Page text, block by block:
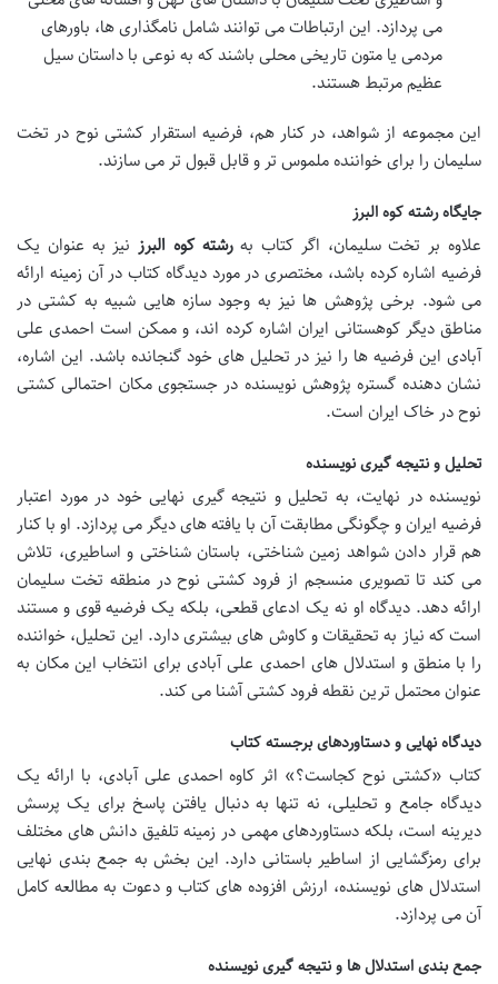
می پردازد. این ارتباطات می توانند شامل نامگذاری ها، باورهای
مردمی یا متون تاریخی محلی باشند که به نوعی با داستان سیل
عظیم مرتبط هستند.
این مجموعه از شواهد، در کنار هم، فرضیه استقرار کشتی نوح در تخت
سلیمان را برای خواننده ملموس تر و قابل قبول تر می سازند.
جایگاه رشته کوه البرز
علاوه بر تخت سلیمان، اگر کتاب بهرشته کوه البرز نیز به عنوان یک
فرضیه اشاره کرده باشد، مختصری در مورد دیدگاه کتاب در آن زمینه ارائه
می شود. برخی پژوهش ها نیز به وجود سازه هایی شبیه به کشتی در
مناطق دیگر کوهستانی ایران اشاره کرده اند، و ممکن است احمدی علی
آبادی این فرضیه ها را نیز در تحلیل های خود گنجانده باشد. این اشاره،
نشان دهنده گستره پژوهش نویسنده در جستجوی مکان احتمالی کشتی
نوح در خاک ایران است.
تحلیل و نتیجه گیری نویسنده
نویسنده در نهایت، به تحلیل و نتیجه گیری نهایی خود در مورد اعتبار
فرضیه ایران و چگونگی مطابقت آن با یافته های دیگر می پردازد. او با کنار
هم قرار دادن شواهد زمین شناختی، باستان شناختی و اساطیری، تلاش
می کند تا تصویری منسجم از فرود کشتی نوح در منطقه تخت سلیمان
ارائه دهد. دیدگاه او نه یک ادعای قطعی، بلکه یک فرضیه قوی و مستند
است که نیاز به تحقیقات و کاوش های بیشتری دارد. این تحلیل، خواننده
را با منطق و استدلال های احمدی علی آبادی برای انتخاب این مکان به
عنوان محتمل ترین نقطه فرود کشتی آشنا می کند.
دیدگاه نهایی و دستاوردهای برجسته کتاب
کتاب «کشتی نوح کجاست؟» اثر کاوه احمدی علی آبادی، با ارائه یک
دیدگاه جامع و تحلیلی، نه تنها به دنبال یافتن پاسخ برای یک پرسش
دیرینه است، بلکه دستاوردهای مهمی در زمینه تلفیق دانش های مختلف
برای رمزگشایی از اساطیر باستانی دارد. این بخش به جمع بندی نهایی
استدلال های نویسنده، ارزش افزوده های کتاب و دعوت به مطالعه کامل
آن می پردازد.
جمع بندی استدلال ها و نتیجه گیری نویسنده